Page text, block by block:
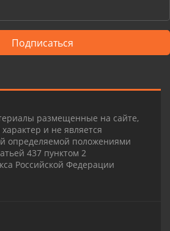
Подписаться
размещенные на сайте,
и не является
определяемой положениями
437 пунктом 2
Российской Федерации